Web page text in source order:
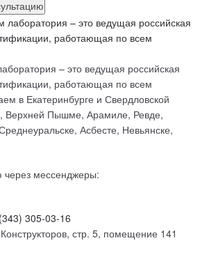
– это ведущая российская
работающая по всем
в Екатеринбурге и Свердловской
Верхней Пышме, Арамиле, Ревде,
Асбесте, Невьянске,
мессенджеры:
305-03-16
стр. 5, помещение 141